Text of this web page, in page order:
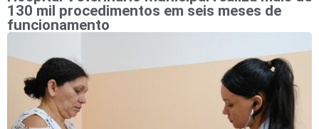
130 mil procedimentos em seis meses de
funcionamento